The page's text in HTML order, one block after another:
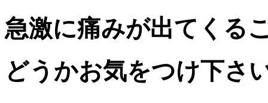
急激に痛みが出てくる
どうかお気をつけ下さ